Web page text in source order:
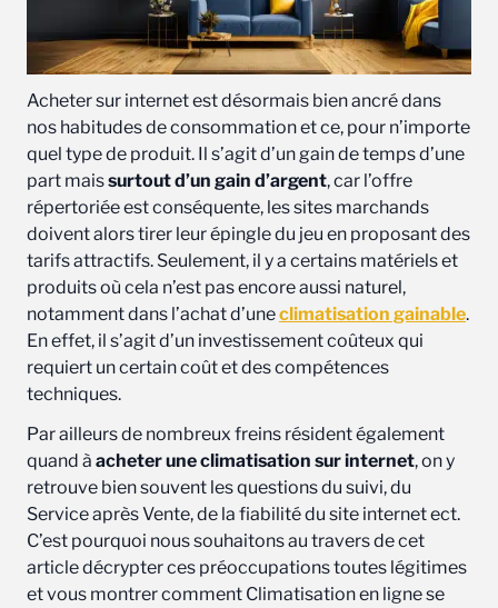
Acheter sur internet est désormais bien ancré dans
nos habitudes de consommation et ce, pour n’importe
quel type de produit. Il s’agit d’un gain de temps d’une
part maissurtout d’un gain d’argent, car l’offre
répertoriée est conséquente, les sites marchands
doivent alors tirer leur épingle du jeu en proposant des
tarifs attractifs. Seulement, il y a certains matériels et
produits où cela n’est pas encore aussi naturel,
notamment dans l’achat d’uneclimatisation gainable.
En effet, il s’agit d’un investissement coûteux qui
requiert un certain coût et des compétences
techniques.
Par ailleurs de nombreux freins résident également
quand à acheter une climatisation sur internet, on y
retrouve bien souvent les questions du suivi, du
Service après Vente, de la fiabilité du site internet ect.
C’est pourquoi nous souhaitons au travers de cet
article décrypter ces préoccupations toutes légitimes
et vous montrer comment Climatisation en ligne se